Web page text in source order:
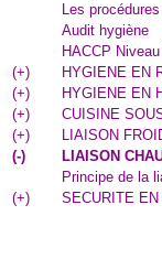
Les
Audit hygiène
HACCP
(+)
HYGIENE EN
(+)
HYGIENE EN
(+)
CUISINE
(+)
LIAISON
(-)
LIAISON
Principe de la
(+) SECURITE EN